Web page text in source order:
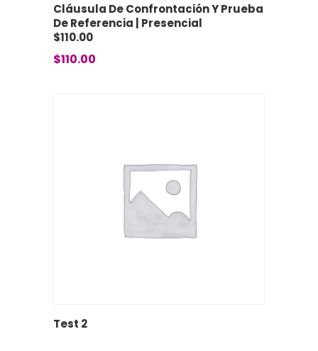
Cláusula De Confrontación Y Prueba
De Referencia | Presencial
$110.00
$110.00
Test 2